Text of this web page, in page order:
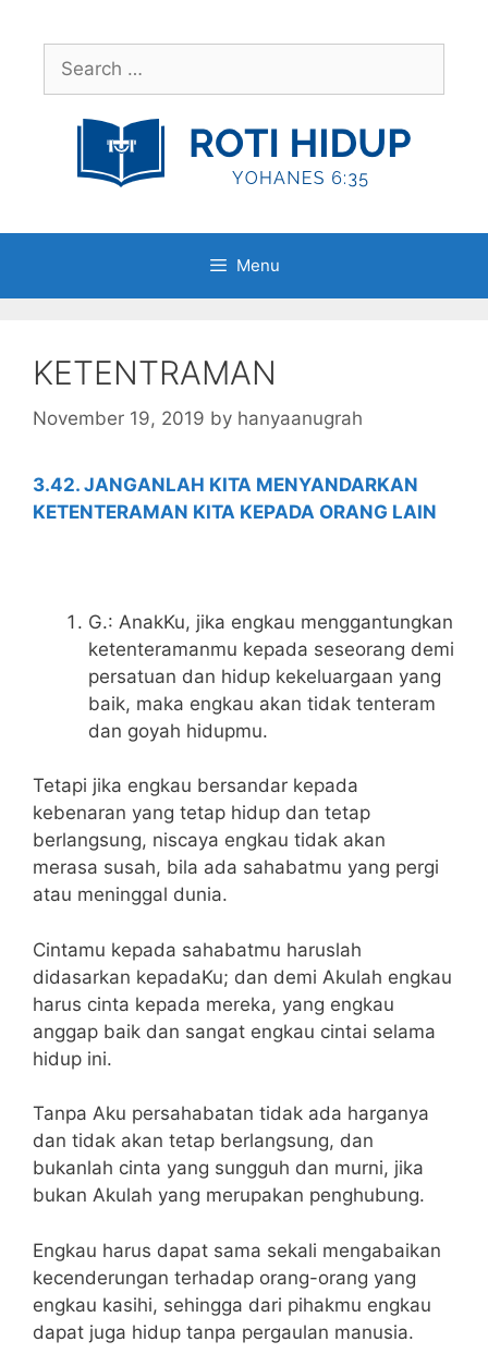
contentSearch
for:
Menu
KETENTRAMAN
November 19, 2019 by hanyaanugrah
3.42. JANGANLAH KITA MENYANDARKAN
KETENTERAMAN KITA KEPADA ORANG LAIN
G.: AnakKu, jika engkau menggantungkan
ketenteramanmu kepada seseorang demi
persatuan dan hidup kekeluargaan yang
baik, maka engkau akan tidak tenteram
dan goyah hidupmu.
Tetapi jika engkau bersandar kepada
kebenaran yang tetap hidup dan tetap
berlangsung, niscaya engkau tidak akan
merasa susah, bila ada sahabatmu yang pergi
atau meninggal dunia.
Cintamu kepada sahabatmu haruslah
didasarkan kepadaKu; dan demi Akulah engkau
harus cinta kepada mereka, yang engkau
anggap baik dan sangat engkau cintai selama
hidup ini.
Tanpa Aku persahabatan tidak ada harganya
dan tidak akan tetap berlangsung, dan
bukanlah cinta yang sungguh dan murni, jika
bukan Akulah yang merupakan penghubung.
Engkau harus dapat sama sekali mengabaikan
kecenderungan terhadap orang-orang yang
engkau kasihi, sehingga dari pihakmu engkau
dapat juga hidup tanpa pergaulan manusia.